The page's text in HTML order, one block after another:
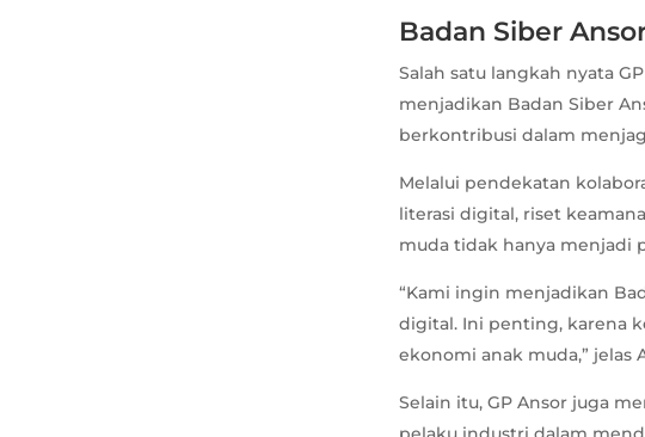
Badan Siber
Salah satu langkah nyata
menjadikan Badan Siber
berkontribusi dalam
Melalui pendekatan
literasi digital, riset
muda tidak hanya menjadi
“Kami ingin menjadikan
digital. Ini penting, karena
ekonomi anak muda,” jelas
Selain itu, GP Ansor juga